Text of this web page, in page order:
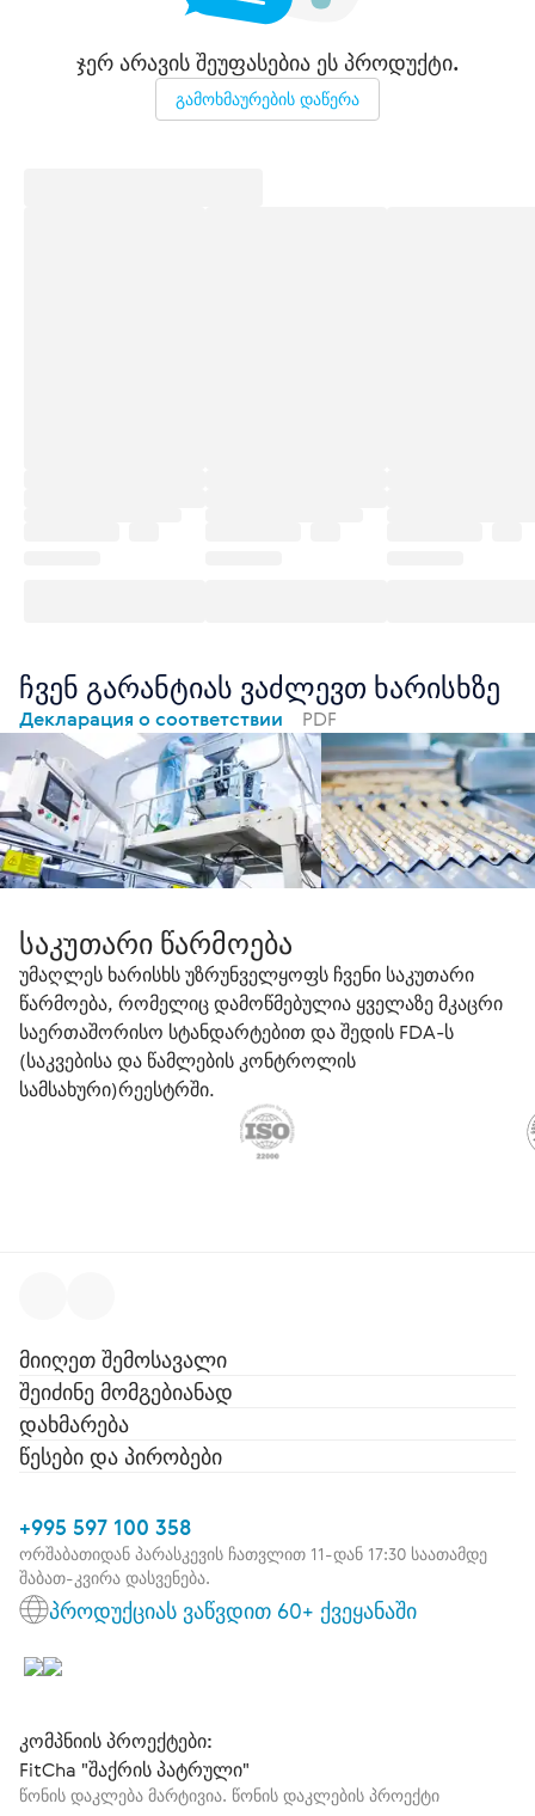
ჯერ არავის შეუფასებია ეს პროდუქტი.
გამოხმაურების დაწერა
ჩვენ გარანტიას ვაძლევთ ხარისხზე
Декларация о соответствии PDF
საკუთარი წარმოება
უმაღლეს ხარისხს უზრუნველყოფს ჩვენი საკუთარი
წარმოება, რომელიც დამოწმებულია ყველაზე მკაცრი
საერთაშორისო სტანდარტებით და შედის FDA-ს
(საკვებისა და წამლების კონტროლის
სამსახური)რეესტრში.
მიიღეთ შემოსავალი
შეიძინე მომგებიანად
დახმარება
წესები და პირობები
+995 597 100 358
ორშაბათიდან პარასკევის ჩათვლით 11-დან 17:30 საათამდე
შაბათ-კვირა დასვენება.
პროდუქციას ვაწვდით 60+ ქვეყანაში
კომპნიის პროექტები:
FitCha "შაქრის პატრული"
წონის დაკლება მარტივია. წონის დაკლების პროექტი